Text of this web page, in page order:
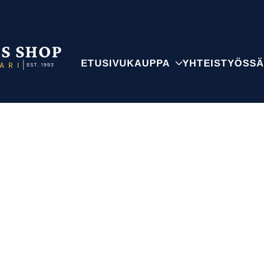
ETUSIVUKAUPPA YHTEISTYÖSSÄ